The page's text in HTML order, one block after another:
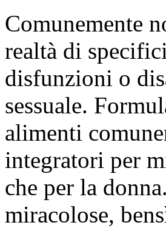
Comunemente
realtà di
disfunzioni o
sessuale.
alimenti
integratori per
che per la
miracolose,